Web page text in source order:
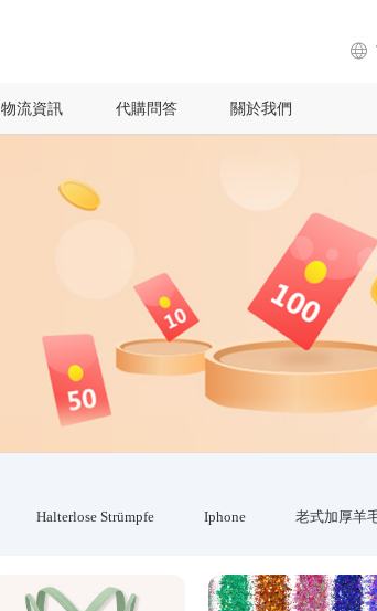
物流資訊 代購問答 關於我們
Halterlose Strümpfe Iphone 老式加厚羊